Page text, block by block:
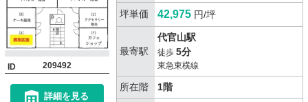
ID 209492
詳細を見る
坪単価 42,975 円/坪
最寄駅
代官山駅
徒歩 5分
東急東横線
所在階
1階